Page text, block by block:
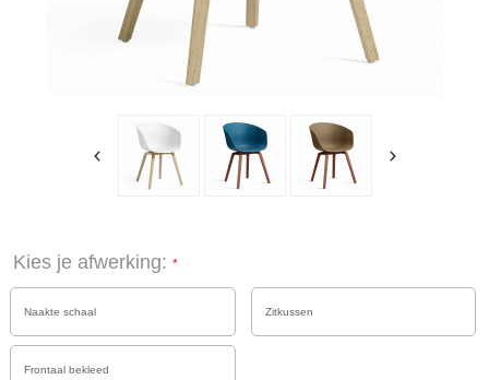
Kies je afwerking:
Naakte schaal Zitkussen
Frontaal bekleed